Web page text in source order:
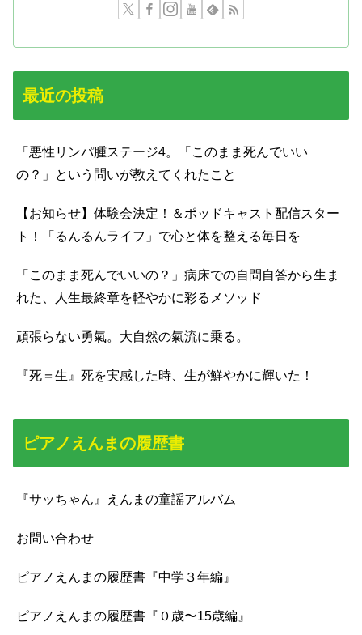
最近の投稿
「悪性リンパ腫ステージ4。「このまま死んでいい
の？」という問いが教えてくれたこと
【お知らせ】体験会決定！＆ポッドキャスト配信スター
ト！「るんるんライフ」で心と体を整える毎日を
「このまま死んでいいの？」病床での自問自答から生ま
れた、人生最終章を軽やかに彩るメソッド
頑張らない勇氣。大自然の氣流に乗る。
『死＝生』死を実感した時、生が鮮やかに輝いた！
ピアノえんまの履歴書
『サッちゃん』えんまの童謡アルバム
お問い合わせ
ピアノえんまの履歴書『中学３年編』
ピアノえんまの履歴書『０歳〜15歳編』